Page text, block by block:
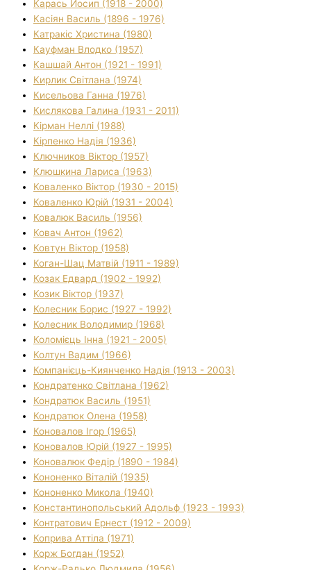
Карась Йосип (1918 - 2000)
Касіян Василь (1896 - 1976)
Катракіс Христина (1980)
Кауфман Влодко (1957)
Кашшай Антон (1921 - 1991)
Кирлик Світлана (1974)
Кисельова Ганна (1976)
Кислякова Галина (1931 - 2011)
Кірман Неллі (1988)
Кірпенко Надія (1936)
Ключников Віктор (1957)
Клюшкина Лариса (1963)
Коваленко Віктор (1930 - 2015)
Коваленко Юрій (1931 - 2004)
Ковалюк Василь (1956)
Ковач Антон (1962)
Ковтун Віктор (1958)
Коган-Шац Матвій (1911 - 1989)
Козак Едвард (1902 - 1992)
Козик Віктор (1937)
Колесник Борис (1927 - 1992)
Колесник Володимир (1968)
Коломієць Інна (1921 - 2005)
Колтун Вадим (1966)
Компанієць-Киянченко Надія (1913 - 2003)
Кондратенко Світлана (1962)
Кондратюк Василь (1951)
Кондратюк Олена (1958)
Коновалов Ігор (1965)
Коновалов Юрій (1927 - 1995)
Коновалюк Федір (1890 - 1984)
Кононенко Віталій (1935)
Кононенко Микола (1940)
Константинопольський Адольф (1923 - 1993)
Контратович Ернест (1912 - 2009)
Коприва Аттіла (1971)
Корж Богдан (1952)